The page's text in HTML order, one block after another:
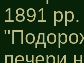
1891 pp.